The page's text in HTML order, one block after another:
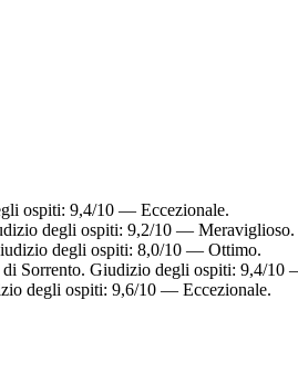
ospiti: 9,4/10 — Eccezionale.
degli ospiti: 9,2/10 — Meraviglioso.
degli ospiti: 8,0/10 — Ottimo.
Sorrento. Giudizio degli ospiti: 9,4/10
degli ospiti: 9,6/10 — Eccezionale.